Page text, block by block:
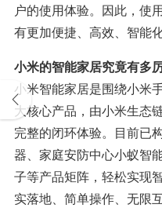
户的使用体验。因此，使
有更加便捷、高效、智能化
小米的智能家居究竟有多
小米智能家居是围绕小米
大核心产品，由小米生态
完整的闭环体验。目前已
器、家庭安防中心小蚁智
子等产品矩阵，轻松实现
实落地、简单操作、无限